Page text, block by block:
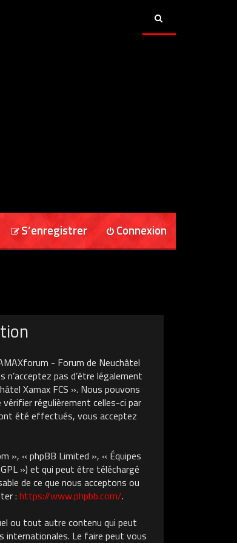
Connexion
S’enregistrer
- Forum de Neuchâtel
pas d’être légalement
Xamax FCS ». Nous pouvons
régulièrement celles-ci par
été effectués, vous acceptez
», « phpBB Limited », « Équipes
») et qui peut être téléchargé
de ce que nous acceptons ou
: https://www.phpbb.com/.
ou tout autre contenu qui peut
internationales. Le faire peut vous